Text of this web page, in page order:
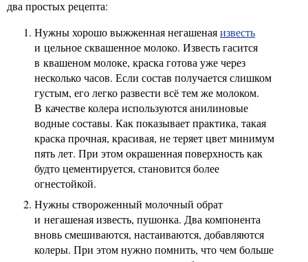
два простых рецепта:
Нужны хорошо выжженная негашенаяизвесть
и цельное сквашенное молоко. Известь гасится
в квашеном молоке, краска готова уже через
несколько часов. Если состав получается слишком
густым, его легко развести всё тем же молоком.
В качестве колера используются анилиновые
водные составы. Как показывает практика, такая
краска прочная, красивая, не теряет цвет минимум
пять лет. При этом окрашенная поверхность как
будто цементируется, становится более
огнестойкой.
Нужны створоженный молочный обрат
и негашеная известь, пушонка. Два компонента
вновь смешиваются, настаиваются, добавляются
колеры. При этом нужно помнить, что чем больше